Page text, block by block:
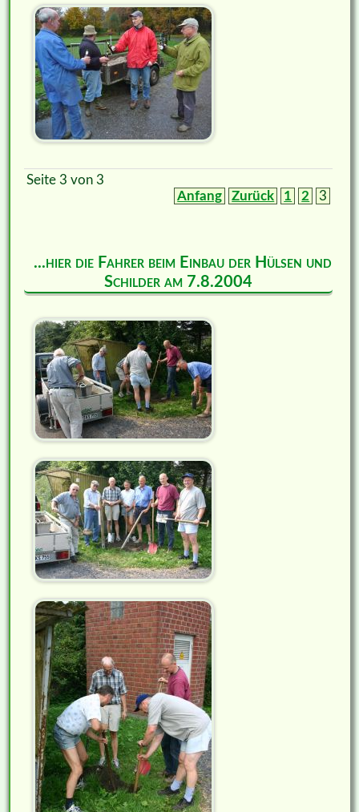
Seite 3 von 3
Anfang
Zurück 1 2 3
...hier die Fahrer beim Einbau der Hülsen und
Schilder am 7.8.2004